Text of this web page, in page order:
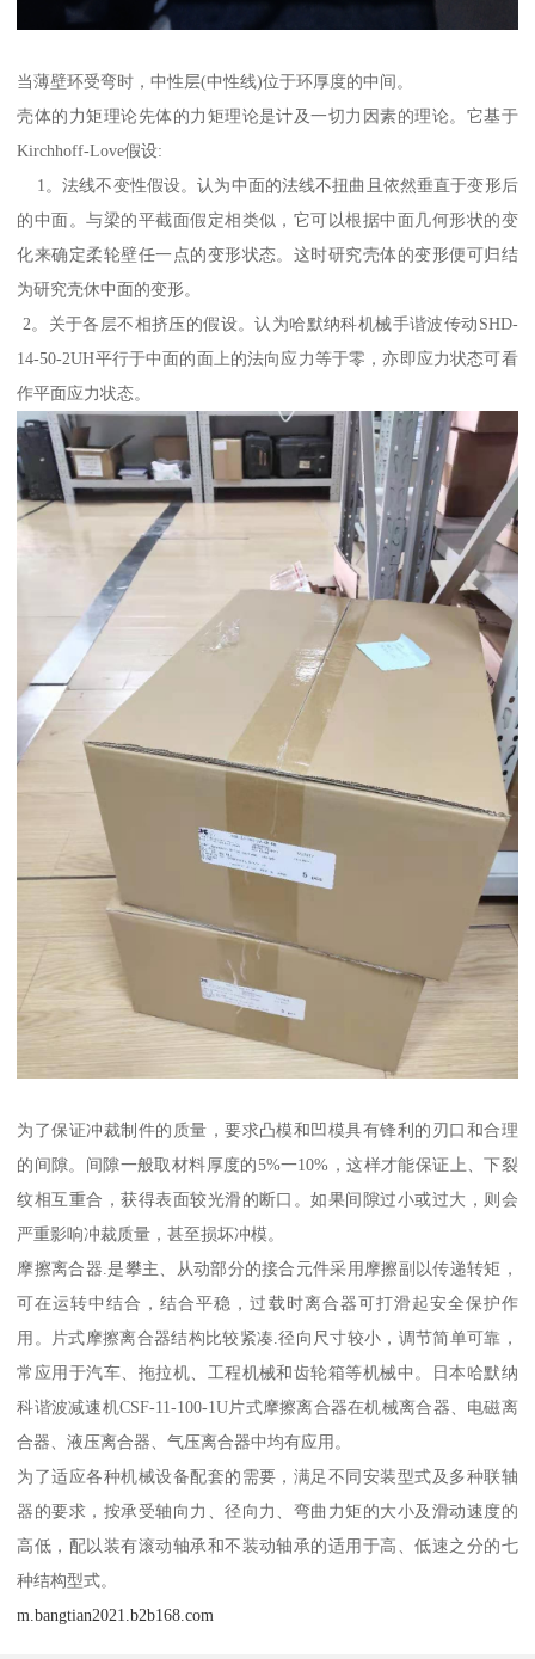
当薄壁环受弯时，中性层(中性线)位于环厚度的中间。
壳体的力矩理论先体的力矩理论是计及一切力因素的理论。它基于
Kirchhoff-Love假设:
1。法线不变性假设。认为中面的法线不扭曲且依然垂直于变形后
的中面。与梁的平截面假定相类似，它可以根据中面几何形状的变
化来确定柔轮壁任一点的变形状态。这时研究壳体的变形便可归结
为研究壳休中面的变形。
2。关于各层不相挤压的假设。认为哈默纳科机械手谐波传动SHD-
14-50-2UH平行于中面的面上的法向应力等于零，亦即应力状态可看
作平面应力状态。
为了保证冲裁制件的质量，要求凸模和凹模具有锋利的刃口和合理
的间隙。间隙一般取材料厚度的5%一10%，这样才能保证上、下裂
纹相互重合，获得表面较光滑的断口。如果间隙过小或过大，则会
严重影响冲裁质量，甚至损坏冲模。
摩擦离合器.是攀主、从动部分的接合元件采用摩擦副以传递转矩，
可在运转中结合，结合平稳，过载时离合器可打滑起安全保护作
用。片式摩擦离合器结构比较紧凑.径向尺寸较小，调节简单可靠，
常应用于汽车、拖拉机、工程机械和齿轮箱等机械中。日本哈默纳
科谐波减速机CSF-11-100-1U片式摩擦离合器在机械离合器、电磁离
合器、液压离合器、气压离合器中均有应用。
为了适应各种机械设备配套的需要，满足不同安装型式及多种联轴
器的要求，按承受轴向力、径向力、弯曲力矩的大小及滑动速度的
高低，配以装有滚动轴承和不装动轴承的适用于高、低速之分的七
种结构型式。
m.bangtian2021.b2b168.com